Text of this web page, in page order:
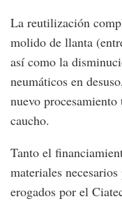
La reutilización
molido de llanta
así como la
neumáticos en
nuevo
caucho.
Tanto el
materiales
erogados por el